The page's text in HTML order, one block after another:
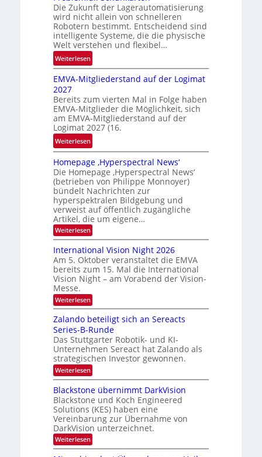
b
e
r
i
c
h
Die Zukunft der Lagerautomatisierung
wird nicht allein von schnelleren
Robotern bestimmt. Entscheidend sind
intelligente Systeme, die die physische
Welt verstehen und flexibel…
Weiterlesen:
P
r
b
l
e
m
f
l
l
S
c
h
u
h
k
a
r
t
n
EMVA-Mitgliederstand auf der Logimat
2027
Bereits zum vierten Mal in Folge haben
EMVA-Mitglieder die Möglichkeit, sich
am EMVA-Mitgliederstand auf der
Logimat 2027 (16.
Weiterlesen:
E
M
V
A
-
M
i
t
g
l
i
e
d
e
r
s
t
a
n
d
a
d
e
r
L
o
Homepage ‚Hyperspectral News‘
Die Homepage ‚Hyperspectral News‘
(betrieben von Philippe Monnoyer)
bündelt Nachrichten zur
hyperspektralen Bildgebung und
verweist auf öffentlich zugängliche
Artikel, die um eigene…
Weiterlesen:
H
m
e
p
a
e
‚
H
y
p
e
r
s
p
e
c
r
a
l
N
e
w
s
‘
International Vision Night 2026
Am 5. Oktober veranstaltet die EMVA
bereits zum 15. Mal die International
Vision Night – am Vorabend der Vision-
Messe.
Weiterlesen:
I
t
e
r
n
a
t
i
o
n
a
l
V
s
i
o
Zalando beteiligt sich an Sereacts
Series-B-Runde
Das Stuttgarter Robotik- und KI-
Unternehmen Sereact hat Zalando als
strategischen Investor gewonnen.
Weiterlesen:
Z
l
a
n
d
o
b
e
t
Blackstone übernimmt DarkVision
Blackstone und Koch Engineered
Solutions (KES) haben eine
Vereinbarung zur Übernahme von
DarkVision unterzeichnet.
Weiterlesen:
B